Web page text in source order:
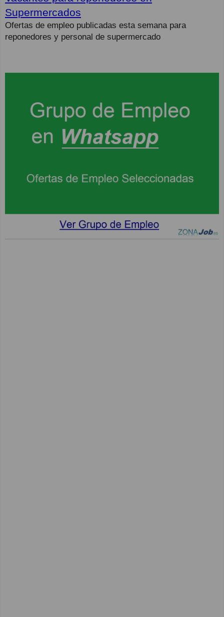
Supermercados
Ofertas de empleo publicadas esta semana para
reponedores y personal de supermercado